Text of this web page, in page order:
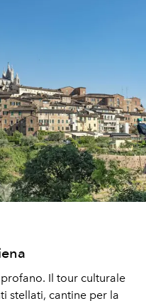
Il tour culturale
stellati, cantine per la